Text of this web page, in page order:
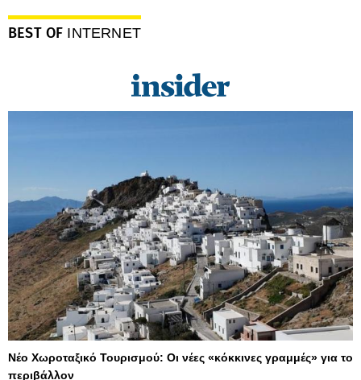
BEST OF INTERNET
Νέο Χωροταξικό Τουρισμού: Οι νέες «κόκκινες γραμμές» για το
περιβάλλον